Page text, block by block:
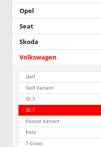
Opel
Seat
Skoda
Volkswagen
Golf
Golf Variant
ID.3
ID.7
Passat Variant
Polo
T-Cross